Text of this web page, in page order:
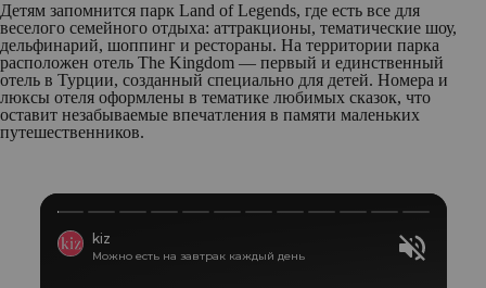
Детям запомнится парк Land of Legends, где есть все для
веселого семейного отдыха: аттракционы, тематические шоу,
дельфинарий, шоппинг и рестораны. На территории парка
расположен отель The Kingdom — первый и единственный
отель в Турции, созданный специально для детей. Номера и
люксы отеля оформлены в тематике любимых сказок, что
оставит незабываемые впечатления в памяти маленьких
путешественников.